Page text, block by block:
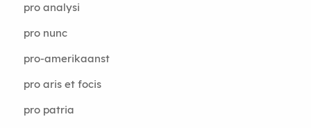
pro analysi
pro nunc
pro-amerikaanst
pro aris et focis
pro patria